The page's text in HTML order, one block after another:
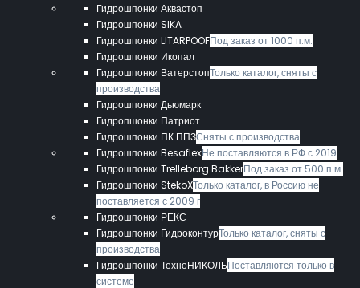
Гидрошпонки Аквастоп
Гидрошпонки SIKA
Гидрошпонки LITARPOOFПод заказ от 1000 п.м.
Гидрошпонки Икопал
Гидрошпонки ВатерстопТолько каталог, сняты с
производства
Гидрошпонки Дьюмарк
Гидропшонки Патриот
Гидрошпонки ПК ППЗСняты с производства
Гидрошпонки BesaflexНе поставляются в РФ с 2019
Гидрошпонки Trelleborg BakkerПод заказ от 500 п.м.
Гидрошпонки StekoXТолько каталог, в Россию не
поставляется с 2009 г
Гидрошпонки РЕКС
Гидрошпонки ГидроконтурТолько каталог, сняты с
производства
Гидрошпонки ТехноНИКОЛЬПоставляются только в
системе